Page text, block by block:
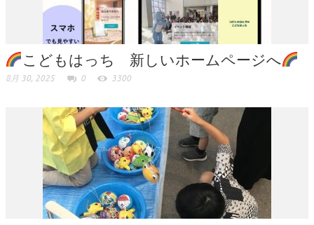
こどもはっち 新しいホームページへ
8月 30, 2025 0 3300